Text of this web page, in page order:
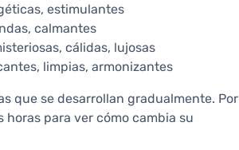
estimulantes
calmantes
cálidas, lujosas
limpias, armonizantes
que se desarrollan gradualmente. Por
para ver cómo cambia su